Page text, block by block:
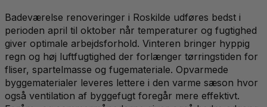
Badeværelse renoveringer i Roskilde udføres bedst i
perioden april til oktober når temperaturer og fugtighed
giver optimale arbejdsforhold. Vinteren bringer hyppig
regn og høj luftfugtighed der forlænger tørringstiden for
fliser, spartelmasse og fugemateriale. Opvarmede
byggematerialer leveres lettere i den varme sæson hvor
også ventilation af byggefugt foregår mere effektivt.